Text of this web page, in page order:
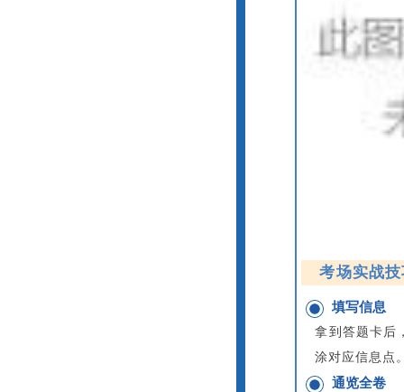
考场实战
填写信息
拿到答题卡后
涂对应信息点
通览全卷